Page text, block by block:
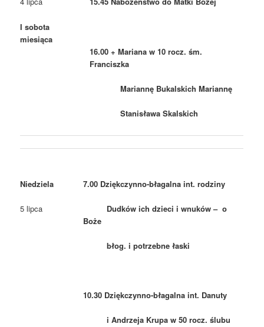
I sobota
miesiąca
16.00 + Mariana w 10 rocz. śm.
Franciszka
Mariannę Bukalskich Mariannę
Stanisława Skalskich
Niedziela
5 lipca
7.00 Dziękczynno-błagalna int. rodziny
Dudków ich dzieci i wnuków – o
Boże
błog. i potrzebne łaski
10.30 Dziękczynno-błagalna int. Danuty
i Andrzeja Krupa w 50 rocz. ślubu